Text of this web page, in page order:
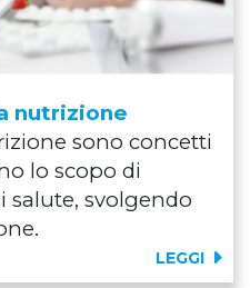
nutrizione
sono concetti
lo scopo di
salute, svolgendo
LEGGI